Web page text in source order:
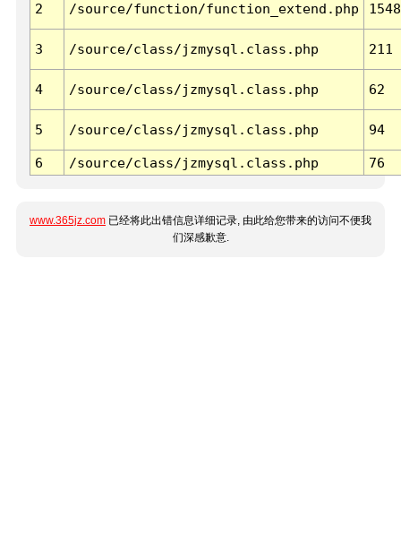
2 /source/function/function_extend.php 1548
3 /source/class/jzmysql.class.php 211
4 /source/class/jzmysql.class.php 62
5 /source/class/jzmysql.class.php 94
6 /source/class/jzmysql.class.php 76
www.365jz.com 已经将此出错信息详细记录, 由此给您带来的访问不便我
们深感歉意.